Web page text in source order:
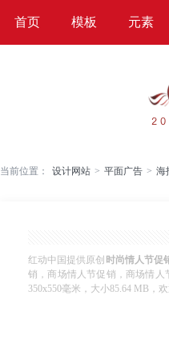
首页 模板 元素
当前位置： 设计网站 > 平面广告 > 海
红动中国提供原创 时尚情人节促
销，商场情人节促销，商场情人
350x550毫米，大小85.64 MB，